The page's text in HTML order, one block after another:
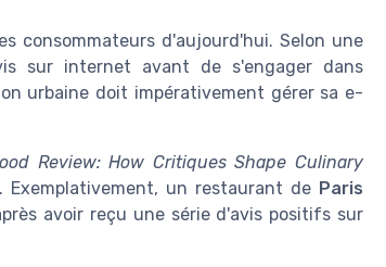
consommateurs d'aujourd'hui. Selon une
sur internet avant de s'engager dans
urbaine doit impérativement gérer sa e-
Review: How Critiques Shape Culinary
un restaurant de Paris
avoir reçu une série d'avis positifs sur